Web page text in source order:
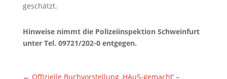
geschätzt.
Hinweise nimmt die Polizeiinspektion Schweinfurt
unter Tel. 09721/202-0 entgegen.
← Offizielle Buchvorstellung ‚HAuS-gemacht‘ –